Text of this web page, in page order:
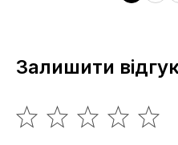
Залишити